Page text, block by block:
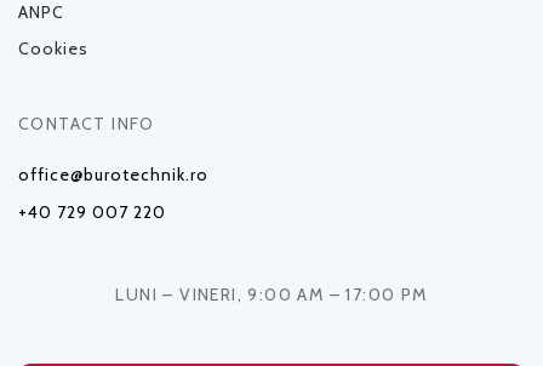
ANPC
Cookies
CONTACT INFO
office@burotechnik.ro
+40 729 007 220
LUNI – VINERI, 9:00 AM – 17:00 PM